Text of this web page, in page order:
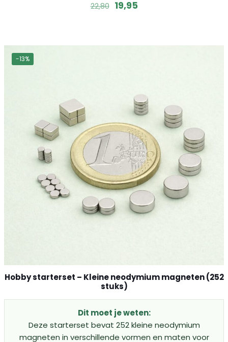
22,80 Oorspronkelijke
19,95Huidige
-13%
Hobby starterset – Kleine neodymium magneten (252
stuks)
Dit moet je weten:
Deze starterset bevat 252 kleine neodymium
magneten in verschillende vormen en maten voor